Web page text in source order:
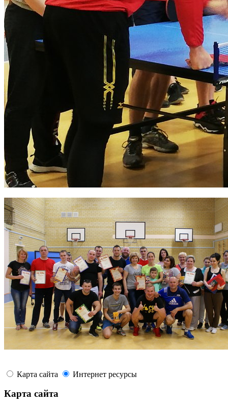
Карта сайта Интернет ресурсы
Карта сайта